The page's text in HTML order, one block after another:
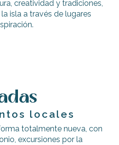
creatividad y tradiciones,
isla a través de lugares
locales
totalmente nueva, con
excursiones por la